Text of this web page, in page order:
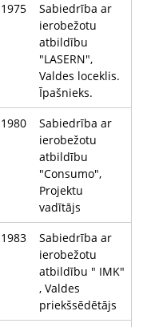
1975
Sabiedrība ar
ierobežotu
atbildību
"LASERN",
Valdes loceklis.
Īpašnieks.
1980
Sabiedrība ar
ierobežotu
atbildību
"Consumo",
Projektu
vadītājs
1983
Sabiedrība ar
ierobežotu
atbildību " IMK"
, Valdes
priekšsēdētājs